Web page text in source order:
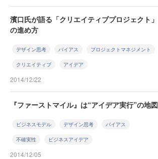
濱口氏が語る「クリエイティブプロジェクト」
の進め方
デザイン思考 バイアス プロジェクトマネジメント
クリエイティブ アイデア
2014/12/22
『ファーストマイル』は“アイデア実行”の地図
ビジネスモデル デザイン思考 バイアス
不確実性 ビジネスアイデア
2014/12/05